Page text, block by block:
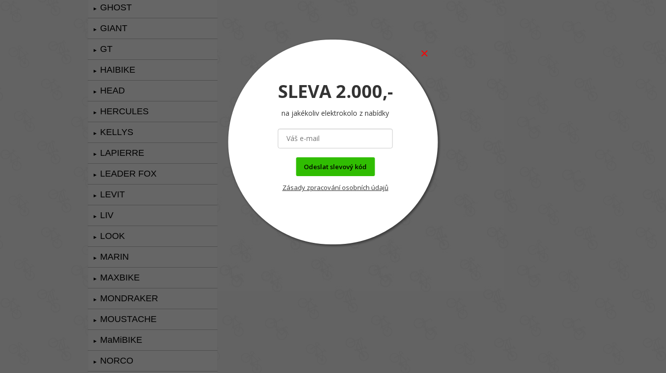
► GHOST
► GIANT
► GT
► HAIBIKE
► HEAD
► HERCULES
► KELLYS
► LAPIERRE
► LEADER FOX
► LEVIT
► LIV
► LOOK
► MARIN
► MAXBIKE
► MONDRAKER
► MOUSTACHE
► MaMiBIKE
► NORCO
SLEVA 2.000,-
na jakékoliv elektrokolo z nabídky
Odeslat slevový kód
Zásady zpracování osobních údajů